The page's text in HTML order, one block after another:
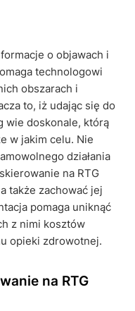
o objawach i
technologowi
obszarach i
to, iż udając się do
wie doskonale, którą
w jakim celu. Nie
działania
na RTG
także zachować jej
pomaga uniknąć
z nimi kosztów
opieki zdrowotnej.
na RTG